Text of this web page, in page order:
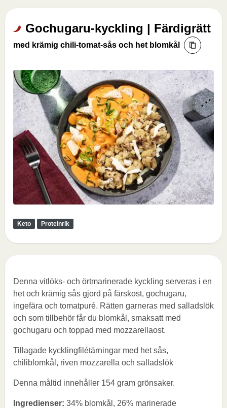
Gochugaru-kyckling | Färdigrätt
med krämig chili-tomat-sås och het blomkål
Keto Proteinrik
Denna vitlöks- och örtmarinerade kyckling serveras i en
het och krämig sås gjord på färskost, gochugaru,
ingefära och tomatpuré. Rätten garneras med salladslök
och som tillbehör får du blomkål, smaksatt med
gochugaru och toppad med mozzarellaost.
Tillagade kycklingfilétärningar med het sås,
chiliblomkål, riven mozzarella och salladslök
Denna måltid innehåller 154 gram grönsaker.
Ingredienser: 34% blomkål, 26% marinerade